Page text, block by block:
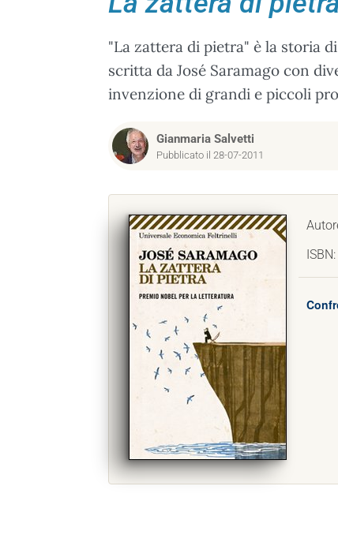
"La zattera di pietra" è la storia
scritta da José Saramago con
invenzione di grandi e piccoli
Gianmaria Salvetti
Pubblicato il 28-07-2011
ISBN: